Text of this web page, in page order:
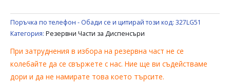
Поръчка по телефон - Обади се и цитирай този код: 327LG51
Категория: Резервни Части за Диспенсъри
При затруднения в избора на резервна част не се
колебайте да се свържете с нас. Ние ще ви съдействаме
дори и да не намирате това което търсите.